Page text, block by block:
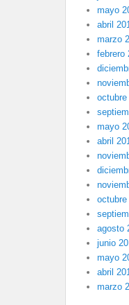
mayo
abril
marzo
febrero
octubre
mayo
abril
octubre
agosto
junio
mayo
abril
marzo